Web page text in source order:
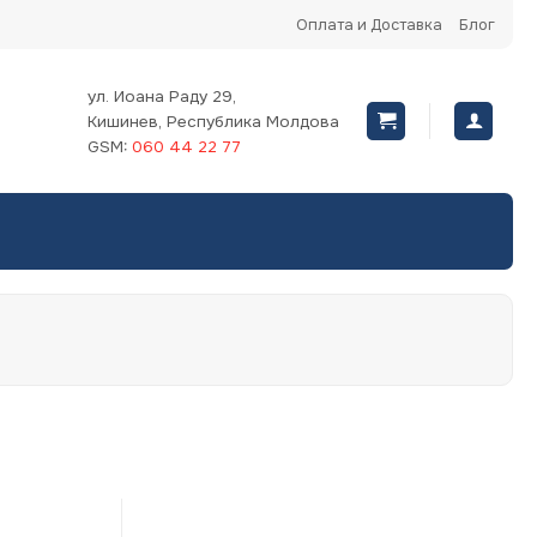
Оплата и Доставка Блог
ул. Иоана Раду 29,
Кишинев, Республика Молдова
GSM: 060 44 22 77